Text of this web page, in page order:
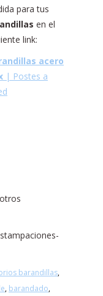
para tus
en el
link:
acero
| Postes a
barandillas,
, barandado,